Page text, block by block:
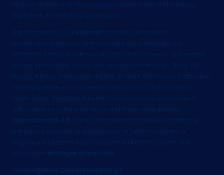
vincolo diretto e la risposta consequenziale al Marketing
Digitale e al Matketing Strategico.
Dal momento in cui
Internet
ha invaso la società
contemporanea con la tecnologia più sofisticata ed
attraente sembra che non si possa fare a meno di ricevere
notizie immediate su ciò che accade nel mondo. Blog, Siti ,
Social, eBook, messaggi digitali, e-mail, informano il cittadino
in tempo reale, nel momento stesso in cui i fatti si stanno
verificando. Feedbak e tweet incuriosiscono e servono a
diffondere la cultura del terzo millennio nella
internazionale 2.0
. Qui si concludono trattative ed affari, si
prendono accordi, si stabiliscono le tattiche idonee a
migliorare i sistemi di produzione e di distribuzione, e le
innovative
strategie di mercato.
Cosa significa Content Marketing?